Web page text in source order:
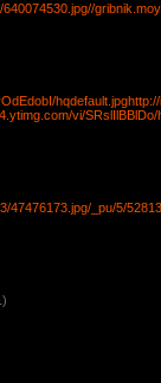
//
hqdefault.jpg
vi/SRslIlBBlDo/
47476173.jpg/_pu/5/